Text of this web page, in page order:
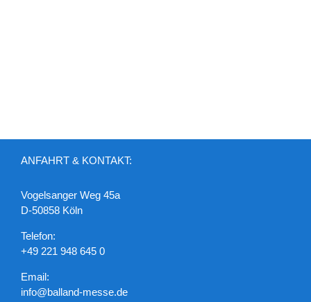
ANFAHRT & KONTAKT:
Vogelsanger Weg 45a
D-50858 Köln
Telefon:
+49 221 948 645 0
Email:
info@balland-messe.de